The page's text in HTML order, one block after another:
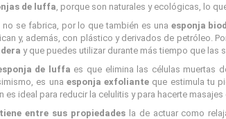
de luffa, porque son naturales y ecológicas, lo
se fabrica, por lo que también es una esponja
y, además, con plástico y derivados de petróleo.
y que puedes utilizar durante más tiempo que las
de luffa es que elimina las células muertas
es una esponja exfoliante que estimula tu
es ideal para reducir la celulitis y para hacerte
entre sus propiedadesla de actuar como